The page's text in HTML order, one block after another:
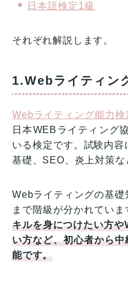
日本語検定1級
それぞれ解説します。
1.Webライティン
Webライティング能力検
日本WEBライティング
いる検定です。試験内
基礎、SEO、炎上対策な
Webライティングの基
まで階級が分かれていま
キルを身につけたい方
い方など、初心者から
能です。